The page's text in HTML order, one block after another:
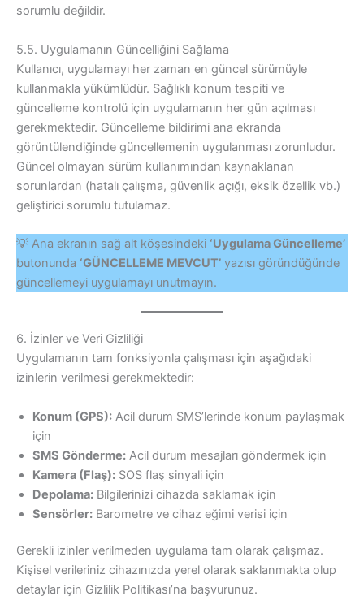
sorumlu değildir.
5.5. Uygulamanın Güncelliğini Sağlama
Kullanıcı, uygulamayı her zaman en güncel sürümüyle
kullanmakla yükümlüdür. Sağlıklı konum tespiti ve
güncelleme kontrolü için uygulamanın her gün açılması
gerekmektedir. Güncelleme bildirimi ana ekranda
görüntülendiğinde güncellemenin uygulanması zorunludur.
Güncel olmayan sürüm kullanımından kaynaklanan
sorunlardan (hatalı çalışma, güvenlik açığı, eksik özellik vb.)
geliştirici sorumlu tutulamaz.
💡 Ana ekranın sağ alt köşesindeki ‘Uygulama Güncelleme’
butonunda ‘GÜNCELLEME MEVCUT’ yazısı göründüğünde
güncellemeyi uygulamayı unutmayın.
6. İzinler ve Veri Gizliliği
Uygulamanın tam fonksiyonla çalışması için aşağıdaki
izinlerin verilmesi gerekmektedir:
Konum (GPS): Acil durum SMS’lerinde konum paylaşmak
için
SMS Gönderme: Acil durum mesajları göndermek için
Kamera (Flaş): SOS flaş sinyali için
Depolama: Bilgilerinizi cihazda saklamak için
Sensörler: Barometre ve cihaz eğimi verisi için
Gerekli izinler verilmeden uygulama tam olarak çalışmaz.
Kişisel verileriniz cihazınızda yerel olarak saklanmakta olup
detaylar için Gizlilik Politikası’na başvurunuz.